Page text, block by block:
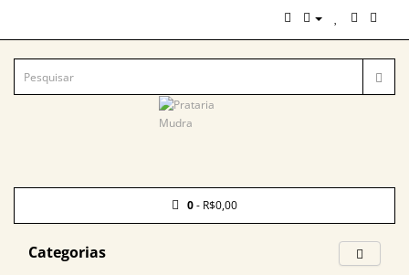
0- R$0,00
Categorias